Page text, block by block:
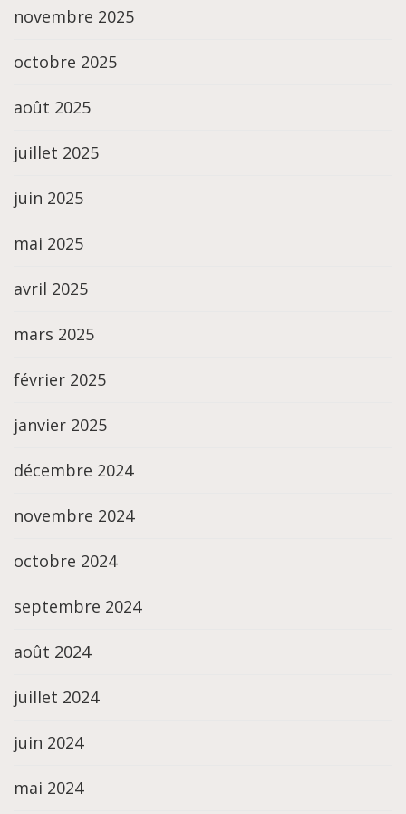
novembre 2025
octobre 2025
août 2025
juillet 2025
juin 2025
mai 2025
avril 2025
mars 2025
février 2025
janvier 2025
décembre 2024
novembre 2024
octobre 2024
septembre 2024
août 2024
juillet 2024
juin 2024
mai 2024